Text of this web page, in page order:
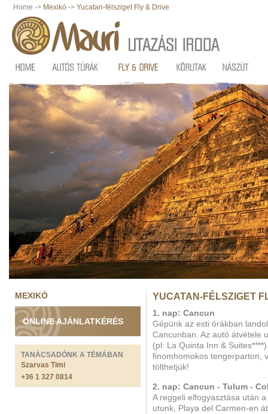
Home -> Mexikó -> Yucatan-félsziget Fly & Drive
MEXIKÓ
ONLINE AJÁNLATKÉRÉS
TANÁCSADÓNK A TÉMÁBAN
Szarvas Timi
+36 1 327 0814
YUCATAN-FÉLSZIGET
1. nap: Cancun
Gépünk az esti órákban
Cancunban. Az autó átvétele
(pl: La Quinta Inn &
finomhomokos tengerparton,
tölthetjük!
2. nap: Cancun - Tulum -
A reggeli elfogyasztása után
utunk, Playa del Carmen-en